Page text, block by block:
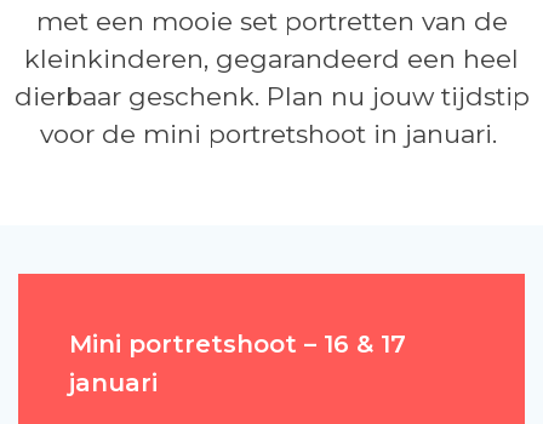
met een mooie set portretten van de
kleinkinderen, gegarandeerd een heel
dierbaar geschenk. Plan nu jouw tijdstip
voor de mini portretshoot in januari.
Mini portretshoot – 16 & 17
januari